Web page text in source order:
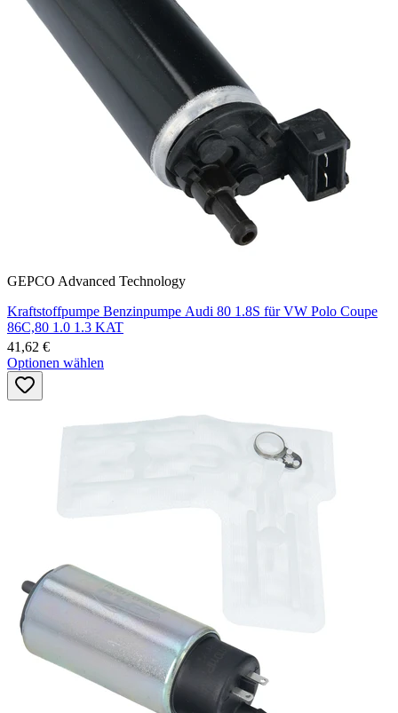
GEPCO Advanced Technology
Kraftstoffpumpe Benzinpumpe Audi 80 1.8S für VW Polo Coupe
86C,80 1.0 1.3 KAT
41,62 €
Optionen wählen